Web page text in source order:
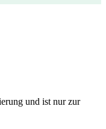
und ist nur zur